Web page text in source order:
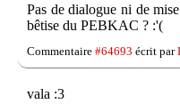
Pas de dialogue ni de
bêtise du PEBKAC ? :'(
Commentaire #64693 écrit par
vala :3